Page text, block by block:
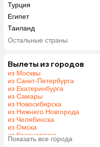
Турция
Египет
Таиланд
ОАЭ
Шри-Ланка
Азербайджан
Индия
Катар
Гонконг
Венгрия
Остальные страны
Вылеты из городов
из Москвы
из Санкт-Петербурга
из Екатеринбурга
из Самары
из Новосибирска
из Нижнего Новгорода
из Челябинска
из Омска
из Красноярска
из Волгограда
Показать все города